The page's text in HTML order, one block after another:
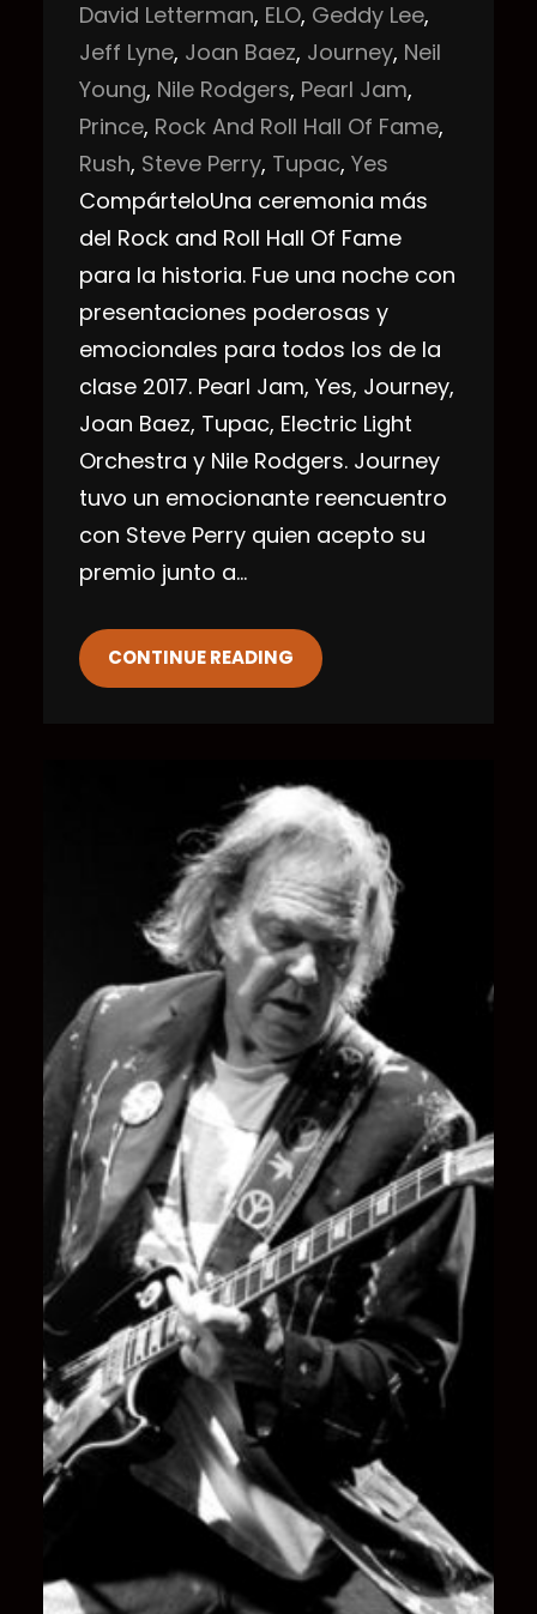
David Letterman, ELO, Geddy Lee
Jeff Lyne, Joan Baez, Journey, Neil
Young, Nile Rodgers, Pearl Jam
Prince, Rock And Roll Hall Of Fame
Rush, Steve Perry, Tupac, Yes
CompárteloUna ceremonia más
del Rock and Roll Hall Of Fame
para la historia. Fue una noche con
presentaciones poderosas y
emocionales para todos los de la
clase 2017. Pearl Jam, Yes, Journey,
Joan Baez, Tupac, Electric Light
Orchestra y Nile Rodgers. Journey
tuvo un emocionante reencuentro
con Steve Perry quien acepto su
premio junto a…
CONTINUE READING